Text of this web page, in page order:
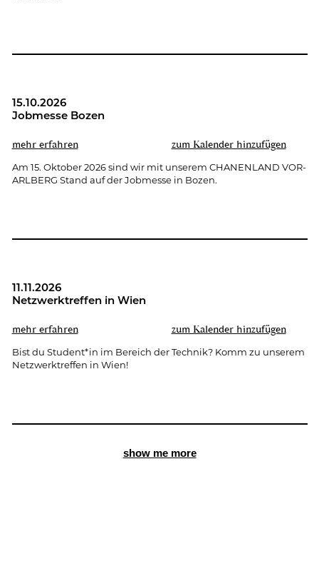
15.10.2026
Job­mes­se Bozen
mehr er­fah­ren zum Ka­len­der hin­zu­fü­gen
Am 15. Ok­to­ber 2026 sind wir mit un­se­rem CHA­NEN­LAND VOR­
ARL­BERG Stand auf der Job­mes­se in Bozen.
11.11.2026
Netz­werk­tref­fen in Wien
mehr er­fah­ren zum Ka­len­der hin­zu­fü­gen
Bist du Stu­dent*in im Be­reich der Tech­nik? Komm zu un­se­rem
Netz­werk­tref­fen in Wien!
show me more